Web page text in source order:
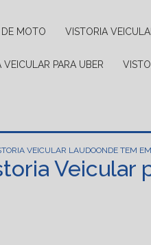
DE MOTO VISTORIA
VEICULAR PARA UBER
VEICULAR LAUDOONDE TEM
Veicular